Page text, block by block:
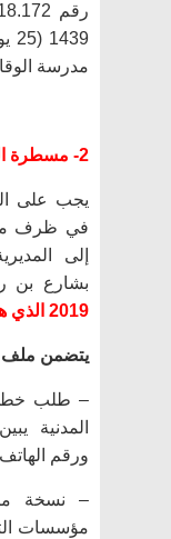
مدرسة
2- مسطرة الترشيح:
يجب على
في ظرف من
إلى
بشارع بن
2019 الذي هو آخر أجل لإيداع الملفات.
يتضمن ملف
– طلب خطي
المدنية
ورقم
– نسخة
مؤسسات